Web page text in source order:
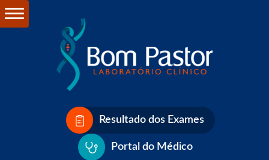
Resultado dos Exames
Portal do Médico